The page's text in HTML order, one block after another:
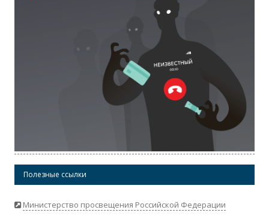
Полезные ссылки
Министерство просвещения Российской Федерации